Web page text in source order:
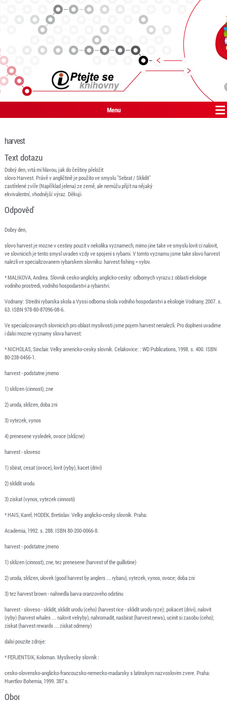
Menu
harvest
Text dotazu
Dobrý den, vrtá mi hlavou, jak do češtiny přeložit
slovo Harvest. Právě v angličtině je použito ve smyslu "Sebrat / Sklidit"
zastřelené zvíře (Například jelena) ze země, ale nemůžu přijít na nějaký
ekvivalentní, vhodnější výraz. Děkuji.
Odpověď
Dobry den,
slovo harvest je mozne v cestiny pouzit v nekolika vyznamech, mimo jine take ve smyslu lovit ci nalovit,
ve slovnicich je tento smysl uvaden vzdy ve spojeni s rybami. V tomto vyznamu jsme take slovo harvest
nalezli ve specializovanem rybarskem slovniku: harvest fishing = vylov.
* MALIKOVA, Andrea. Slovnik cesko-anglicky, anglicko-cesky: odbornych vyrazu z oblasti ekologie
vodniho prostredi, vodniho hospodarstvi a rybarstvi.
Vodnany: Stredni rybarska skola a Vyssi odborna skola vodniho hospodarstvi a ekologie Vodnany, 2007. s.
63. ISBN 978-80-87096-08-6.
Ve specializovanych slovnicich pro oblast myslivosti jsme pojem harvest nenalezli. Pro doplneni uvadime
i dalsi mozne vyznamy slova harvest:
* NICHOLAS, Sinclair. Velky americko-cesky slovnik. Celakovice: : WD Publications, 1998. s. 400. ISBN
80-238-0456-1.
harvest - podstatne jmeno
1) sklizen (cinnost), zne
2) uroda, sklizen, doba zni
3) vytezek, vynos
4) prenesene vysledek, ovoce (sklizne)
harvest - sloveso
1) sbirat, cesat (ovoce), lovit (ryby), kacet (drivi)
2) sklidit urodu
3) ziskat (vynos, vytezek cinnosti)
* HAIS, Karel; HODEK, Bretislav. Velky anglicko-cesky slovnik. Praha:
Academia, 1992. s. 288. ISBN 80-200-0066-8.
harvest - podstatne jmeno
1) sklizen (cinnost), zne, tez prenesene (harvest of the guillotine)
2) uroda, sklizen, ulovek (good harvest by anglers ... rybaru), vytezek, vynos, ovoce; doba zni
3) tez harvest brown - nahnedla barva oranzoveho odstinu
harvest - sloveso - sklidit, sklidit urodu (ceho) (harvest rice - sklidit urodu ryze); pokacet (drivi), nalovit
(ryby) (harvest whales ... nalovit velryby), nahromadit, nasbirat (harvest news), ucinit si zasobu (ceho);
ziskat (harvest rewards ... ziskat odmeny)
dalsi pouzite zdroje:
* FERJENTSIK, Koloman. Myslivecky slovnik :
cesko-slovensko-anglicko-francouzsko-nemecko-madarsky s latinskym nazvoslovim zvere. Praha:
Huertlov Bohemia, 1999. 387 s.
Obor